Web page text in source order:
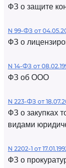
ФЗ о защите
N 99-ФЗ от
ФЗ о
N 14-ФЗ от
ФЗ об ООО
N 223-ФЗ от
ФЗ о закупках
видами
N 2202-1 от
ФЗ о